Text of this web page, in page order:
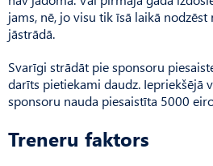
jams, nē, jo visu tik īsā laikā
jāstrādā.
Svarīgi strādāt pie sponsoru
darīts pietiekami daudz. Ieprie­kšējā
sponsoru nauda piesaistīta 5000
Treneru faktors